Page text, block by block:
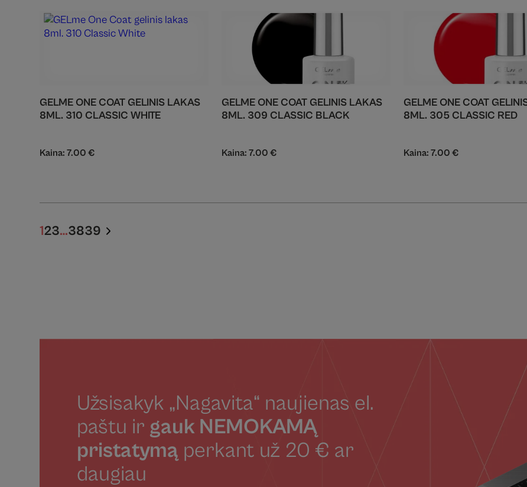
GELME ONE COAT GELINIS LAKAS
8ML. 310 CLASSIC WHITE
Kaina:7.00€
GELME ONE COAT GELINIS LAKAS
8ML. 309 CLASSIC BLACK
Kaina:7.00€
GELME ONE COAT
8ML. 305 CLASSIC RED
Kaina:7.00€
123…3839
Užsisakyk „Nagavita“ naujienas el.
paštu ir gauk NEMOKAMĄ
pristatymą perkant už 20 € ar
daugiau